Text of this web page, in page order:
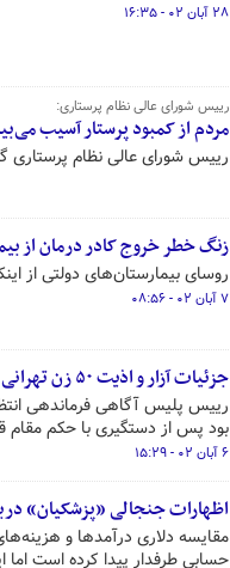
۲۸ آبان ۰۲ - ۱۶:۳۵
رییس شورای عالی نظام پرستاری:
مردم از کمبود پرستار آسیب
رییس شورای عالی نظام پرستاری
زنگ خطر خروج کادر درمان از
روسای بیمارستان‌های دولتی از
۷ آبان ۰۲ - ۰۸:۵۶
جزئیات آزار و اذیت ۵۰ زن تهرانی توسط یک مرد
بود پس از دستگیری با حکم مقام
۶ آبان ۰۲ - ۱۵:۲۹
اظهارات جنجالی «پزشکیان»
مقایسه دلاری درآمدها و
حسابی طرفدار پیدا کرده است